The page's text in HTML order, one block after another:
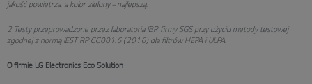
jakość powietrza, a kolor zielony – najlepszą.
2 Testy przeprowadzone przez laboratoria IBR firmy SGS przy użyciu metody testowej
zgodnej z normą IEST RP CC001.6 (2016) dla filtrów HEPA i ULPA.
O firmie LG Electronics Eco Solution